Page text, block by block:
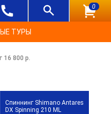
0
ТУРЫ
16 800 р.
Спиннинг Shimano Antares
DX Spinning 210 ML